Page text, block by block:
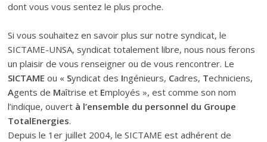
dont vous vous sentez le plus proche.
Si vous souhaitez en savoir plus sur notre syndicat, le
SICTAME-UNSA, syndicat totalement libre, nous nous ferons
un plaisir de vous renseigner ou de vous rencontrer. Le
SICTAME ou « Syndicat des Ingénieurs, Cadres, Techniciens,
Agents de Maîtrise et Employés », est comme son nom
l’indique, ouvert à l’ensemble du personnel du Groupe
TotalEnergies.
Depuis le 1er juillet 2004, le SICTAME est adhérent de